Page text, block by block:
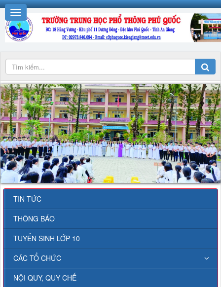
TIN TỨC
THÔNG BÁO
TUYỂN SINH LỚP 10
CÁC TỔ CHỨC
NỘI QUY, QUY CHẾ